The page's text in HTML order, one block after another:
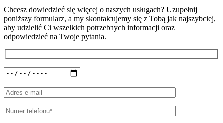
Chcesz dowiedzieć się więcej o naszych usługach? Uzupełnij
poniższy formularz, a my skontaktujemy się z Tobą jak najszybciej,
aby udzielić Ci wszelkich potrzebnych informacji oraz
odpowiedzieć na Twoje pytania.